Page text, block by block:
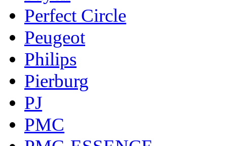
Perfect Circle
Peugeot
Philips
Pierburg
PJ
PMC